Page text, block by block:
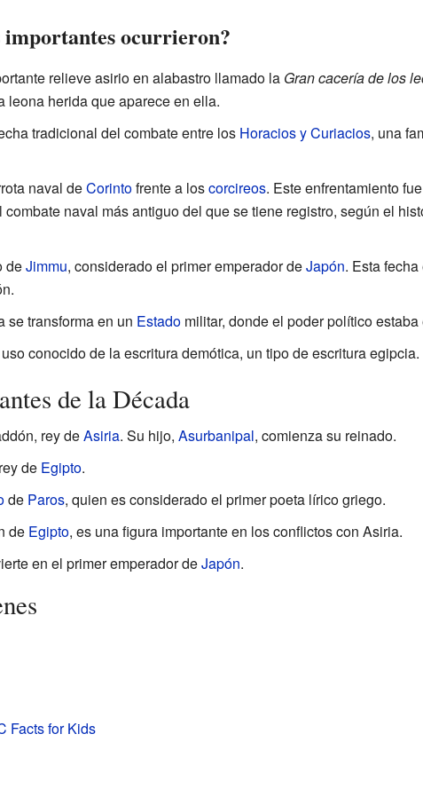
importantes ocurrieron?
relieve asirio en alabastro llamado la Gran cacería de los
leona herida que aparece en ella.
tradicional del combate entre los Horacios y Curiacios, una
naval deCorintofrente a loscorcireos. Este enfrentamiento
naval más antiguo del que se tiene registro, según el
deJimmu, considerado el primer emperador deJapón. Esta
se transforma en un Estadomilitar, donde el poder político
conocido de la escritura demótica, un tipo de escritura egipcia.
de la Década
rey deAsiria. Su hijo, Asurbanipal, comienza su reinado.
de Egipto.
de Paros, quien es considerado el primer poeta lírico griego.
de Egipto, es una figura importante en los conflictos con Asiria.
en el primer emperador deJapón.
Facts for Kids